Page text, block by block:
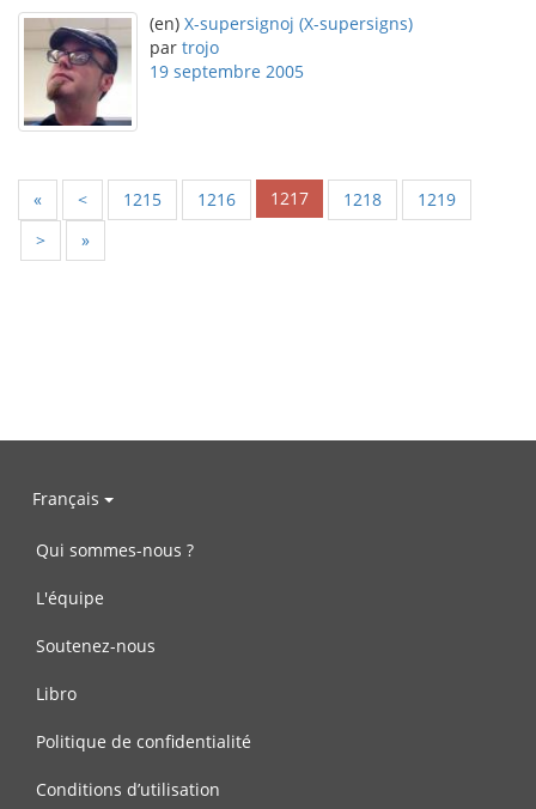
(en) X-supersignoj (X-supersigns)
par trojo
19 septembre 2005
« < 1215 1216 1217 1218
1219
>
»
Français
Qui sommes-nous ?
L'équipe
Soutenez-nous
Libro
Politique de confidentialité
Conditions d’utilisation